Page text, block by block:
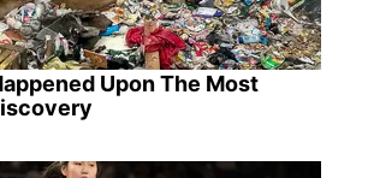
Upon The Most